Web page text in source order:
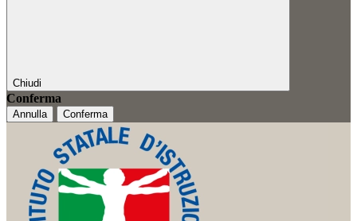
Chiudi
Conferma
Annulla Conferma